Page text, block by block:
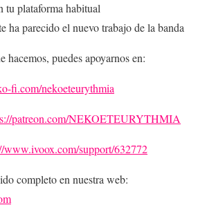
tu plataforma habitual
ha parecido el nuevo trabajo de la banda
hacemos, puedes apoyarnos en:
fi.com/nekoeteurythmia
patreon.com/NEKOETEURYTHMIA
www.ivoox.com/support/632772
completo en nuestra web: